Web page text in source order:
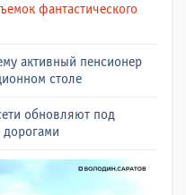
фантастического
активный пенсионер
столе
обновляют под